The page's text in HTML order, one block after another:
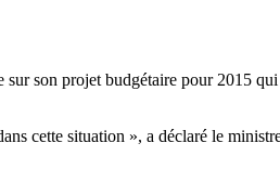
sur son projet budgétaire pour 2015
cette situation », a déclaré le